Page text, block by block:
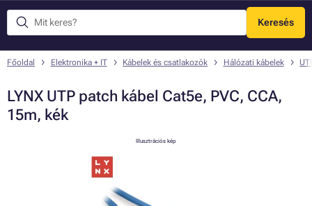
Keresés
Menü
Főoldal Elektronika + IT Kábelek és csatlakozók Hálózati kábelek
LYNX UTP patch kábel Cat5e, PVC, CCA,
15m, kék
Illusztrációs kép